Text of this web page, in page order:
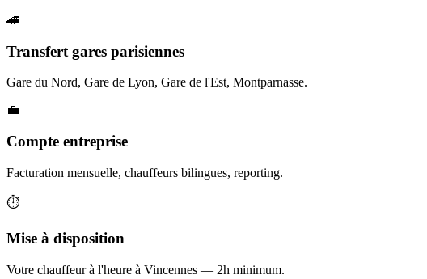
🚄
Transfert gares parisiennes
Gare du Nord, Gare de Lyon, Gare de l'Est, Montparnasse.
💼
Compte entreprise
Facturation mensuelle, chauffeurs bilingues, reporting.
⏱️
Mise à disposition
Votre chauffeur à l'heure à Vincennes — 2h minimum.